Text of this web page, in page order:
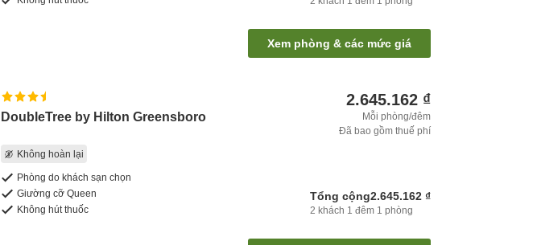
Xem phòng & các mức giá
DoubleTree by Hilton Greensboro
Không hoàn lại
Phòng do khách sạn chọn
Giường cỡ Queen
Không hút thuốc
2.645.162 ₫
Mỗi phòng/đêm
Đã bao gồm thuế phí
Tổng cộng2.645.162 ₫
2 khách 1 đêm 1 phòng